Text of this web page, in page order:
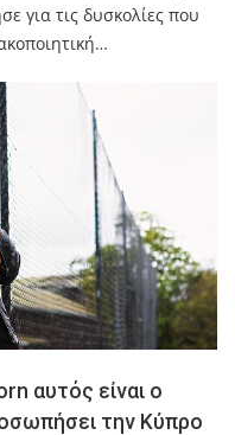
για τις δυσκολίες που
αυτός είναι ο
την Κύπρο